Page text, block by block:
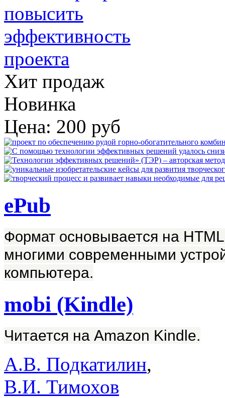
Хит продаж
Новинка
Цена: 200 руб
ePub
Формат основывается на
многими современными
компьютера.
mobi (Kindle)
Читается на Amazon Kindle.
А.В. Подкатилин,
В.И. Тимохов